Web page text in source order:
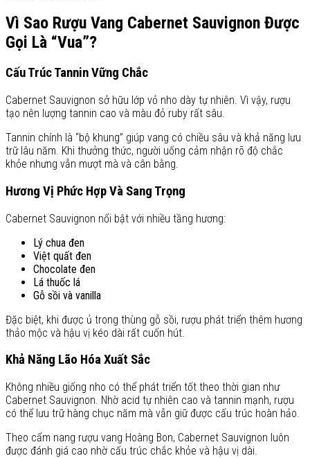
Vì Sao Rượu Vang Cabernet Sauvignon Được
Gọi Là “Vua”?
Cấu Trúc Tannin Vững Chắc
Cabernet Sauvignon sở hữu lớp vỏ nho dày tự nhiên. Vì vậy, rượu
tạo nên lượng tannin cao và màu đỏ ruby rất sâu.
Tannin chính là “bộ khung” giúp vang có chiều sâu và khả năng lưu
trữ lâu năm. Khi thưởng thức, người uống cảm nhận rõ độ chắc
khỏe nhưng vẫn mượt mà và cân bằng.
Hương Vị Phức Hợp Và Sang Trọng
Cabernet Sauvignon nổi bật với nhiều tầng hương:
Lý chua đen
Việt quất đen
Chocolate đen
Lá thuốc lá
Gỗ sồi và vanilla
Đặc biệt, khi được ủ trong thùng gỗ sồi, rượu phát triển thêm hương
thảo mộc và hậu vị kéo dài rất cuốn hút.
Khả Năng Lão Hóa Xuất Sắc
Không nhiều giống nho có thể phát triển tốt theo thời gian như
Cabernet Sauvignon. Nhờ acid tự nhiên cao và tannin mạnh, rượu
có thể lưu trữ hàng chục năm mà vẫn giữ được cấu trúc hoàn hảo.
Theo cẩm nang rượu vang Hoàng Bon, Cabernet Sauvignon luôn
được đánh giá cao nhờ cấu trúc chắc khỏe và hậu vị dài.